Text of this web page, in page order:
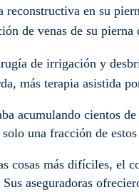
reconstructiva en su
de venas de su pierna
de irrigación y
más terapia asistida
acumulando cientos
una fracción de estos
cosas más difíciles, el
aseguradoras